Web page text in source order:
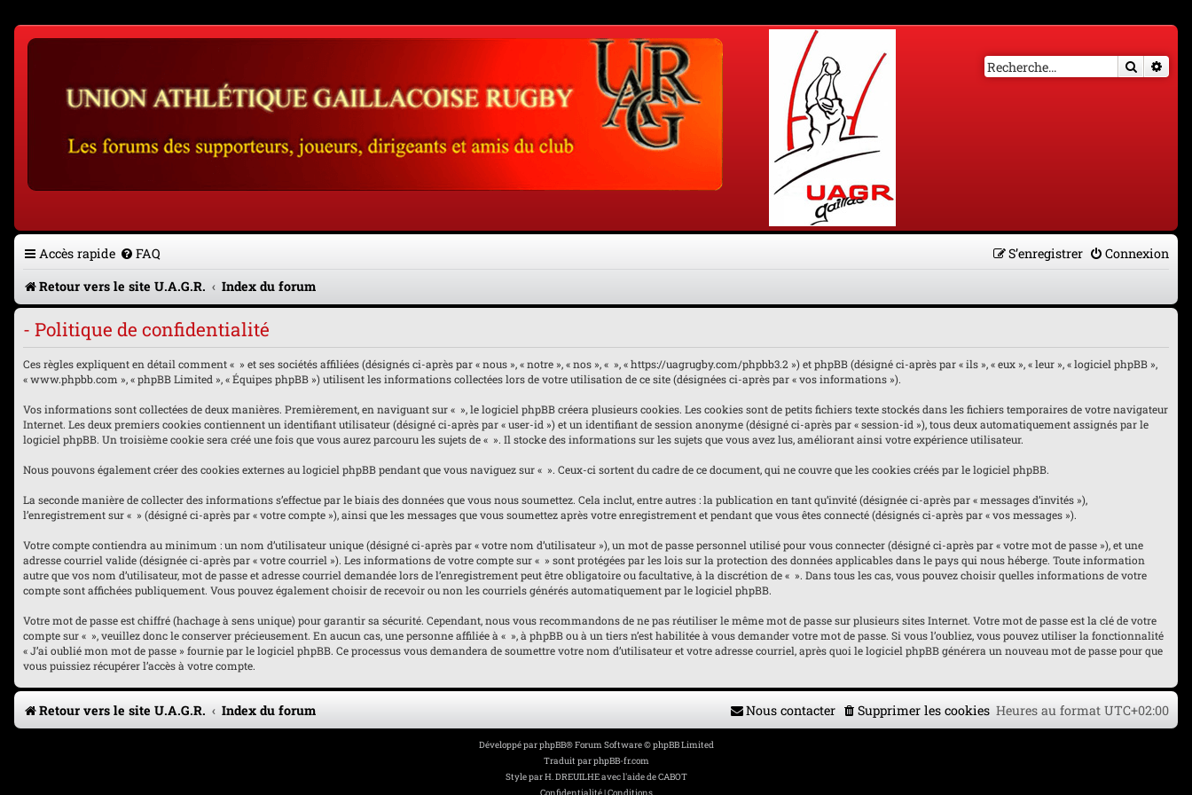
Accès rapide FAQ Connexion
S’enregistrer
Retour vers le site U.A.G.R.
Index du forum
- Politique de confidentialité
Ces règles expliquent en détail comment « » et ses sociétés affiliées (désignés ci-après par « nous », « notre », « nos », « », « https://uagrugby.com/phpbb3.2 ») et phpBB (désigné ci-après par « ils », « eux », « leur », « logiciel phpBB »,
« www.phpbb.com », « phpBB Limited », « Équipes phpBB ») utilisent les informations collectées lors de votre utilisation de ce site (désignées ci-après par « vos informations »).
Vos informations sont collectées de deux manières. Premièrement, en naviguant sur « », le logiciel phpBB créera plusieurs cookies. Les cookies sont de petits fichiers texte stockés dans les fichiers temporaires de votre navigateur
Internet. Les deux premiers cookies contiennent un identifiant utilisateur (désigné ci-après par « user-id ») et un identifiant de session anonyme (désigné ci-après par « session-id »), tous deux automatiquement assignés par le
logiciel phpBB. Un troisième cookie sera créé une fois que vous aurez parcouru les sujets de « ». Il stocke des informations sur les sujets que vous avez lus, améliorant ainsi votre expérience utilisateur.
Nous pouvons également créer des cookies externes au logiciel phpBB pendant que vous naviguez sur « ». Ceux-ci sortent du cadre de ce document, qui ne couvre que les cookies créés par le logiciel phpBB.
La seconde manière de collecter des informations s’effectue par le biais des données que vous nous soumettez. Cela inclut, entre autres : la publication en tant qu’invité (désignée ci-après par « messages d’invités »),
l’enregistrement sur « » (désigné ci-après par « votre compte »), ainsi que les messages que vous soumettez après votre enregistrement et pendant que vous êtes connecté (désignés ci-après par « vos messages »).
Votre compte contiendra au minimum : un nom d’utilisateur unique (désigné ci-après par « votre nom d’utilisateur »), un mot de passe personnel utilisé pour vous connecter (désigné ci-après par « votre mot de passe »), et une
adresse courriel valide (désignée ci-après par « votre courriel »). Les informations de votre compte sur « » sont protégées par les lois sur la protection des données applicables dans le pays qui nous héberge. Toute information
autre que vos nom d’utilisateur, mot de passe et adresse courriel demandée lors de l’enregistrement peut être obligatoire ou facultative, à la discrétion de « ». Dans tous les cas, vous pouvez choisir quelles informations de votre
compte sont affichées publiquement. Vous pouvez également choisir de recevoir ou non les courriels générés automatiquement par le logiciel phpBB.
Votre mot de passe est chiffré (hachage à sens unique) pour garantir sa sécurité. Cependant, nous vous recommandons de ne pas réutiliser le même mot de passe sur plusieurs sites Internet. Votre mot de passe est la clé de votre
compte sur « », veuillez donc le conserver précieusement. En aucun cas, une personne affiliée à « », à phpBB ou à un tiers n’est habilitée à vous demander votre mot de passe. Si vous l’oubliez, vous pouvez utiliser la fonctionnalité
« J’ai oublié mon mot de passe » fournie par le logiciel phpBB. Ce processus vous demandera de soumettre votre nom d’utilisateur et votre adresse courriel, après quoi le logiciel phpBB générera un nouveau mot de passe pour que
vous puissiez récupérer l’accès à votre compte.
Retour vers le site U.A.G.R. Index du forum Heures au format UTC+02:00
Supprimer les cookies
Nous contacter
Développé parphpBB® Forum Software © phpBB Limited
Traduit parphpBB-fr.com
Style parH. DREUILHE avec l'aide de CABOT